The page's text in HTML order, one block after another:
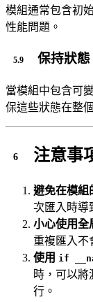
模組通常包含初
性能問題。
保持狀態
當模組中包含可
保這些狀態在整
注意事
避免在模組
次匯入時導
小心使用全
重複匯入不
使用 if
時，可以將
行。